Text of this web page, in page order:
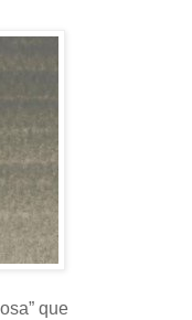
que